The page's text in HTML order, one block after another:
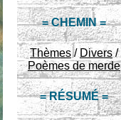
= CHEMIN =
Thèmes / Divers/
Poèmes de merde
= RÉSUMÉ =